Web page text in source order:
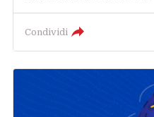
Condividi